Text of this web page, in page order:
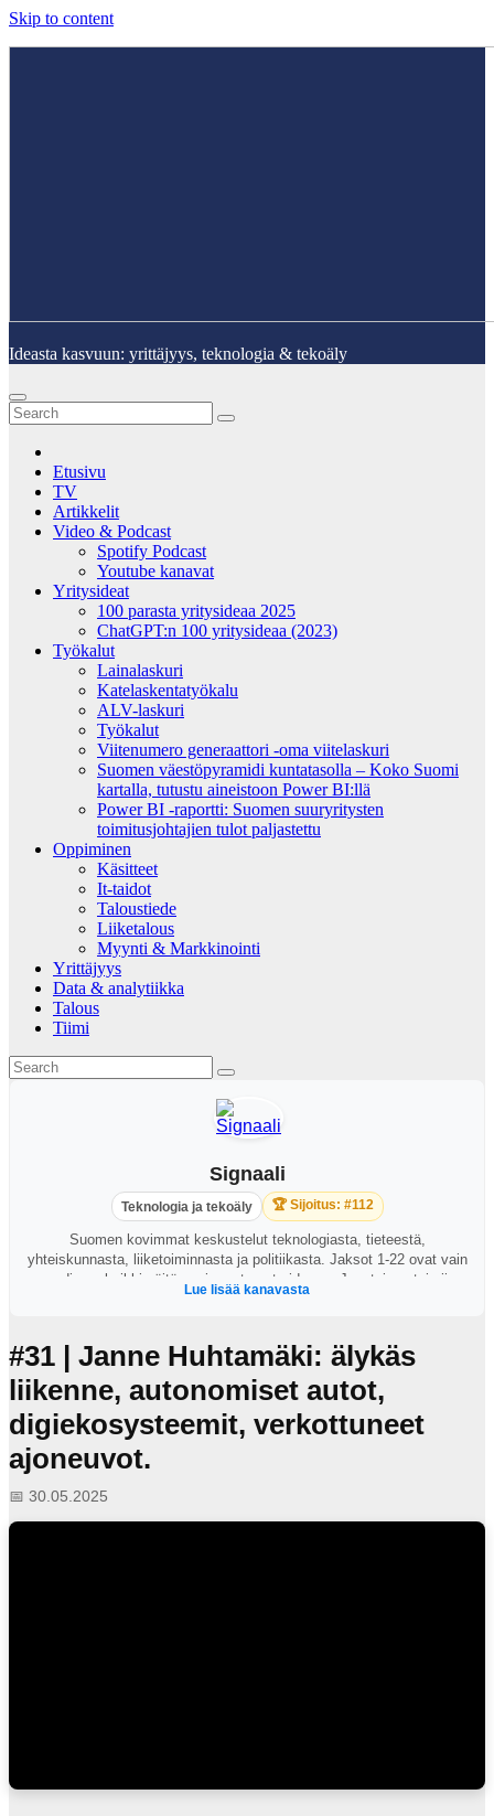
Skip to content
Ideasta kasvuun: yrittäjyys, teknologia & tekoäly
Etusivu
TV
Artikkelit
Video & Podcast
Spotify Podcast
Youtube kanavat
Yritysideat
100 parasta yritysideaa 2025
ChatGPT:n 100 yritysideaa (2023)
Työkalut
Lainalaskuri
Katelaskentatyökalu
ALV-laskuri
Työkalut
Viitenumero generaattori -oma viitelaskuri
Suomen väestöpyramidi kuntatasolla – Koko Suomi
kartalla, tutustu aineistoon Power BI:llä
Power BI -raportti: Suomen suuryritysten
toimitusjohtajien tulot paljastettu
Oppiminen
Käsitteet
It-taidot
Taloustiede
Liiketalous
Myynti & Markkinointi
Yrittäjyys
Data & analytiikka
Talous
Tiimi
Signaali
Teknologia ja tekoäly 🏆 Sijoitus: #112
Suomen kovimmat keskustelut teknologiasta, tieteestä,
yhteiskunnasta, liiketoiminnasta ja politiikasta. Jaksot 1-22 ovat vain
audiona, kaikki näitä uusimmat ovat videona. Juontajana toimii
George Lapinlampi.
Lue lisää kanavasta
#31 | Janne Huhtamäki: älykäs
liikenne, autonomiset autot,
digiekosysteemit, verkottuneet
ajoneuvot.
📅 30.05.2025